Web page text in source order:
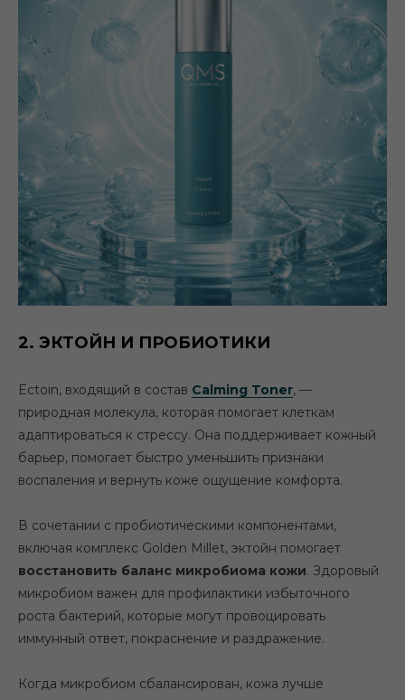
2. ЭКТОЙН И ПРОБИОТИКИ
Ectoin, входящий в состав Calming Toner, —
природная молекула, которая помогает клеткам
адаптироваться к стрессу. Она поддерживает кожный
барьер, помогает быстро уменьшить признаки
воспаления и вернуть коже ощущение комфорта.
В сочетании с пробиотическими компонентами,
включая комплекс Golden Millet, эктойн помогает
восстановить баланс микробиома кожи. Здоровый
микробиом важен для профилактики избыточного
роста бактерий, которые могут провоцировать
иммунный ответ, покраснение и раздражение.
Когда микробиом сбалансирован, кожа лучше